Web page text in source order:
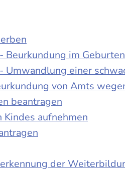
Beurkundung im
einer
von Amts
beantragen
aufnehmen
der